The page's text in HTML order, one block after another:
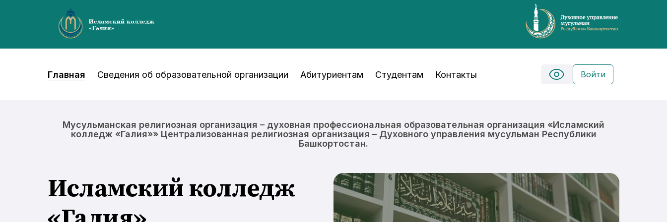
Войти
Главная Сведения об образовательной организации Абитуриентам Студентам Контакты
Мусульманская религиозная организация – духовная профессиональная образовательная организация «Исламский
колледж «Галия»» Централизованная религиозная организация – Духовного управления мусульман Республики
Башкортостан.
Исламский колледж